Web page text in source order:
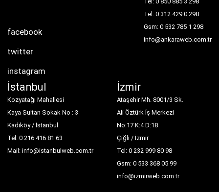
facebook
twitter
instagram
Tel: 0 312 429 0 298
Gsm: 0 532 785 1 298
info@ankaraweb.com.tr
İstanbul
Kozyatağı Mahallesi
Kaya Sultan Sokak No : 3
Kadıköy / İstanbul
Tel: 0 216 416 81 63
Mail: info@istanbulweb.com.tr
İzmir
Ataşehir Mh. 8001/3 Sk.
Ali Öztürk İş Merkezi
No:17 K:4 D:18
Çiğli / İzmir
Tel: 0 232 999 80 98
Gsm: 0 533 368 05 99
info@izmirweb.com.tr